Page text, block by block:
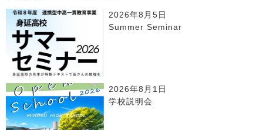
2026年8月5日
Summer Seminar
2026年8月1日
学校説明会